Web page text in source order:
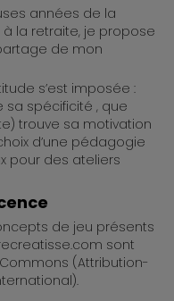
années de la
la retraite, je propose
de mon
s’est imposée :
sa spécificité , que
trouve sa motivation
d’une pédagogie
pour des ateliers
de jeu présents
sont
(Attribution-